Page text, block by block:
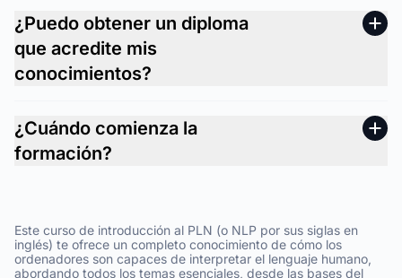
¿Puedo obtener un diploma
que acredite mis
conocimientos?
¿Cuándo comienza la
formación?
Este curso de introducción al PLN (o NLP por sus siglas en
inglés) te ofrece un completo conocimiento de cómo los
ordenadores son capaces de interpretar el lenguaje humano,
abordando todos los temas esenciales, desde las bases del